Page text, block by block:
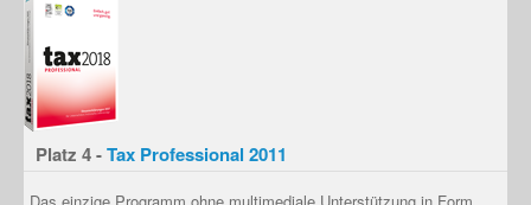
Platz 4 -Tax Professional 2011